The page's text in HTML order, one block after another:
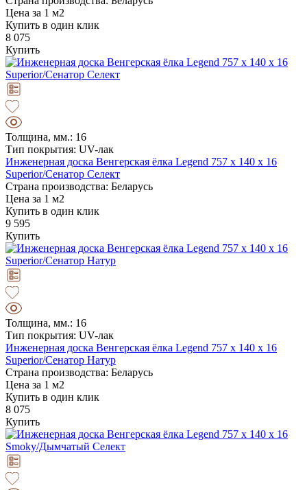
Цена за 1 м2
Купить в один клик
8 075
Купить
Толщина, мм.: 16
Тип покрытия: UV-лак
Инженерная доска Венгерская ёлка Legend 757 х 140 х 16
Superior/Сенатор Селект
Страна производства: Беларусь
Цена за 1 м2
Купить в один клик
9 595
Купить
Толщина, мм.: 16
Тип покрытия: UV-лак
Инженерная доска Венгерская ёлка Legend 757 х 140 х 16
Superior/Сенатор Натур
Страна производства: Беларусь
Цена за 1 м2
Купить в один клик
8 075
Купить